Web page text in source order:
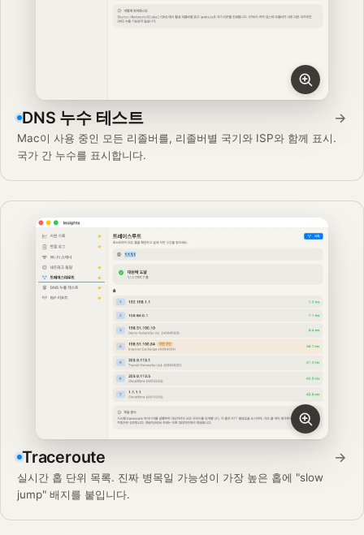
DNS 누수 테스트 →
Mac이 사용 중인 모든 리졸버를, 리졸버별 국기와 ISP와 함께 표시.
국가 간 누수를 표시합니다.
Traceroute →
실시간 홉 단위 목록. 진짜 병목일 가능성이 가장 높은 홉에 "slow
jump" 배지를 붙입니다.